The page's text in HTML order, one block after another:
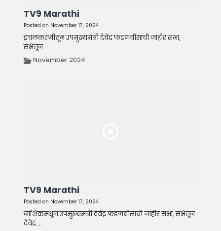
TV9 Marathi
Posted on November 17, 2024
इचलकरंजीतून उपमुख्यमंत्री देवेंद्र फडणवीसांची जाहीर सभा,
सभेतून ...
November 2024
TV9 Marathi
Posted on November 17, 2024
नाशिकमधून उपमुख्यमंत्री देवेंद्र फडणवीसांची जाहीर सभा, सभेतून
देवेंद्र ...